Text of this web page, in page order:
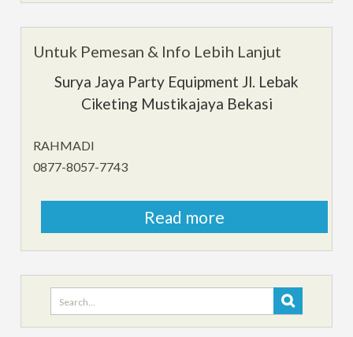
Untuk Pemesan & Info Lebih Lanjut
Surya Jaya Party Equipment Jl. Lebak
Ciketing Mustikajaya Bekasi
RAHMADI
0877-8057-7743
Read more
Search
for: